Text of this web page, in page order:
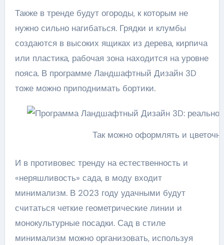
Также в тренде будут огороды, к которым не
нужно сильно нагибаться. Грядки и клумбы
создаются в высоких ящиках из дерева, кирпича
или пластика, рабочая зона находится на уровне
пояса. В программе Ландшафтный Дизайн 3D
тоже можно приподнимать бортики.
Так можно оформлять и
И в противовес тренду на естественность и
«неряшливость» сада, в моду входит
минимализм. В 2023 году удачными будут
считаться четкие геометрические линии и
монокультурные посадки. Сад в стиле
минимализм можно организовать, используя